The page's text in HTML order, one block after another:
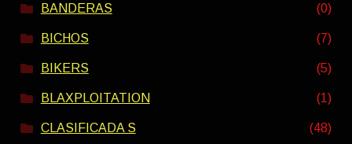
BANDERAS (0)
BICHOS (7)
BIKERS (5)
BLAXPLOITATION (1)
CLASIFICADA S (48)